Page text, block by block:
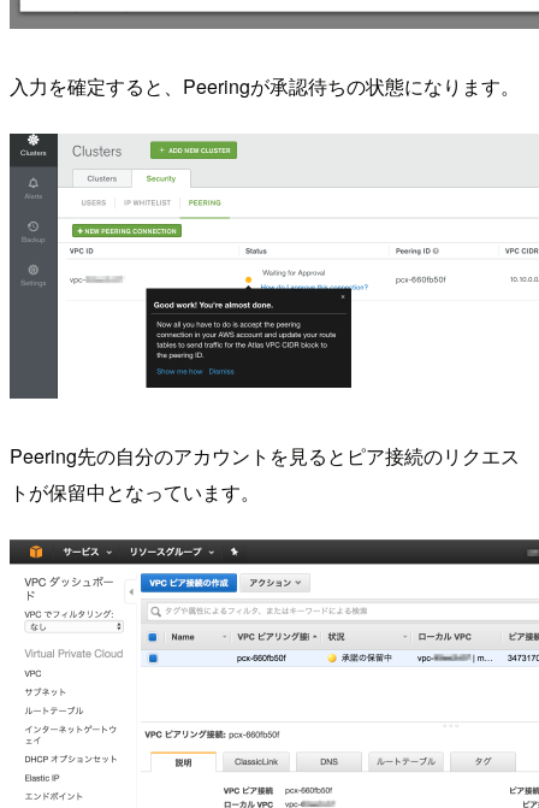
入力を確定すると、Peeringが承認待ちの状態になります。
Peering先の自分のアカウントを見るとピア接続のリクエス
トが保留中となっています。